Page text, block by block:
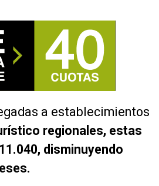
a establecimientos
regionales, estas
disminuyendo